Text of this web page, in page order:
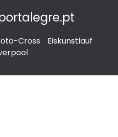
Cross
Eiskunstlauf